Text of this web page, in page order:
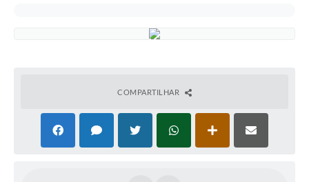
COMPARTILHAR